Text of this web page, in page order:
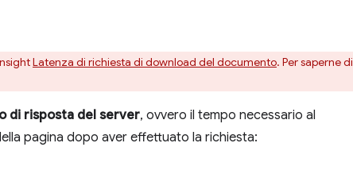
Latenza di richiesta di download del documento. Per saperne di
di risposta del server, ovvero il tempo necessario al
pagina dopo aver effettuato la richiesta: